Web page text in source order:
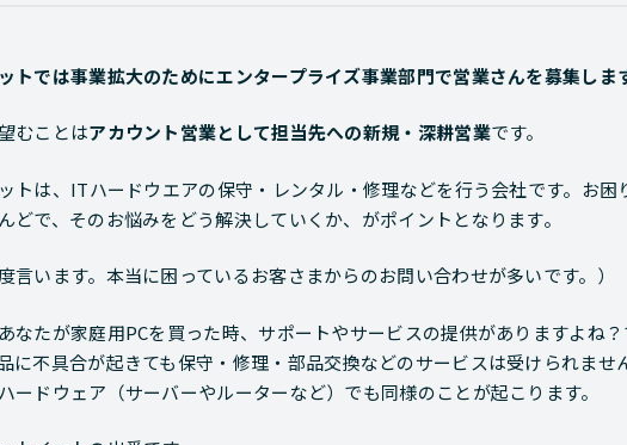
トでは事業拡大のためにエンタープライズ事業部門で営業さんを募集しま
むことはアカウント営業として担当先への新規・深耕営業です。
トは、ITハードウエアの保守・レンタル・修理などを行う会社です。お困
どで、そのお悩みをどう解決していくか、がポイントとなります。
言います。本当に困っているお客さまからのお問い合わせが多いです。）
なたが家庭用PCを買った時、サポートやサービスの提供がありますよね
に不具合が起きても保守・修理・部品交換などのサービスは受けられませ
ードウェア（サーバーやルーターなど）でも同様のことが起こります。